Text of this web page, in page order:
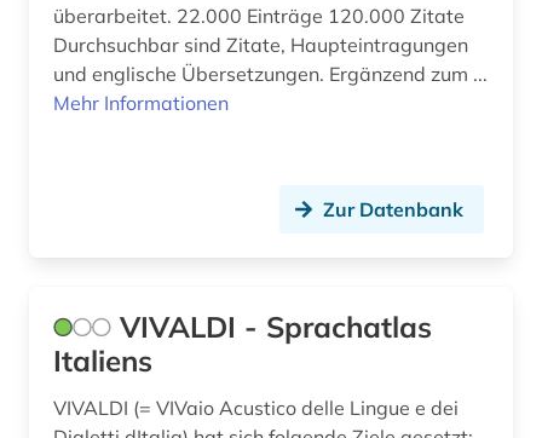
überarbeitet. 22.000 Einträge 120.000 Zitate
Durchsuchbar sind Zitate, Haupteintragungen
und englische Übersetzungen. Ergänzend zum ...
Mehr Informationen
Zur Datenbank
VIVALDI - Sprachatlas
Italiens
VIVALDI (= VIVaio Acustico delle Lingue e dei